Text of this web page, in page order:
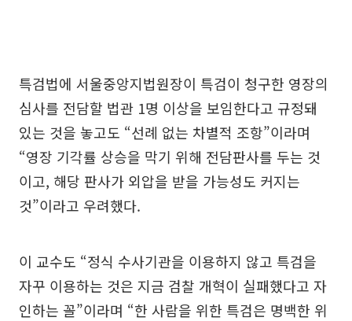
특검법에 서울중앙지법원장이 특검이 청구한 영장의
심사를 전담할 법관 1명 이상을 보임한다고 규정돼
있는 것을 놓고도 “선례 없는 차별적 조항”이라며
“영장 기각률 상승을 막기 위해 전담판사를 두는 것
이고, 해당 판사가 외압을 받을 가능성도 커지는
것”이라고 우려했다.
이 교수도 “정식 수사기관을 이용하지 않고 특검을
자꾸 이용하는 것은 지금 검찰 개혁이 실패했다고 자
인하는 꼴”이라며 “한 사람을 위한 특검은 명백한 위